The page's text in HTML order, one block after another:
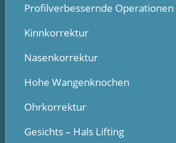
Profilverbessernde Operationen
Kinnkorrektur
Nasenkorrektur
Hohe Wangenknochen
Ohrkorrektur
Gesichts – Hals Lifting